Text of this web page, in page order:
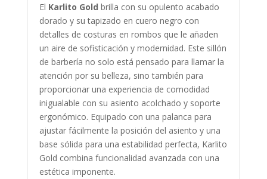
El Karlito Gold brilla con su opulento acabado
dorado y su tapizado en cuero negro con
detalles de costuras en rombos que le añaden
un aire de sofisticación y modernidad. Este sillón
de barbería no solo está pensado para llamar la
atención por su belleza, sino también para
proporcionar una experiencia de comodidad
inigualable con su asiento acolchado y soporte
ergonómico. Equipado con una palanca para
ajustar fácilmente la posición del asiento y una
base sólida para una estabilidad perfecta, Karlito
Gold combina funcionalidad avanzada con una
estética imponente.